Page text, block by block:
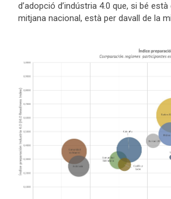
d’adopció d’indústria 4.0 que, si bé
mitjana nacional, està per davall de la